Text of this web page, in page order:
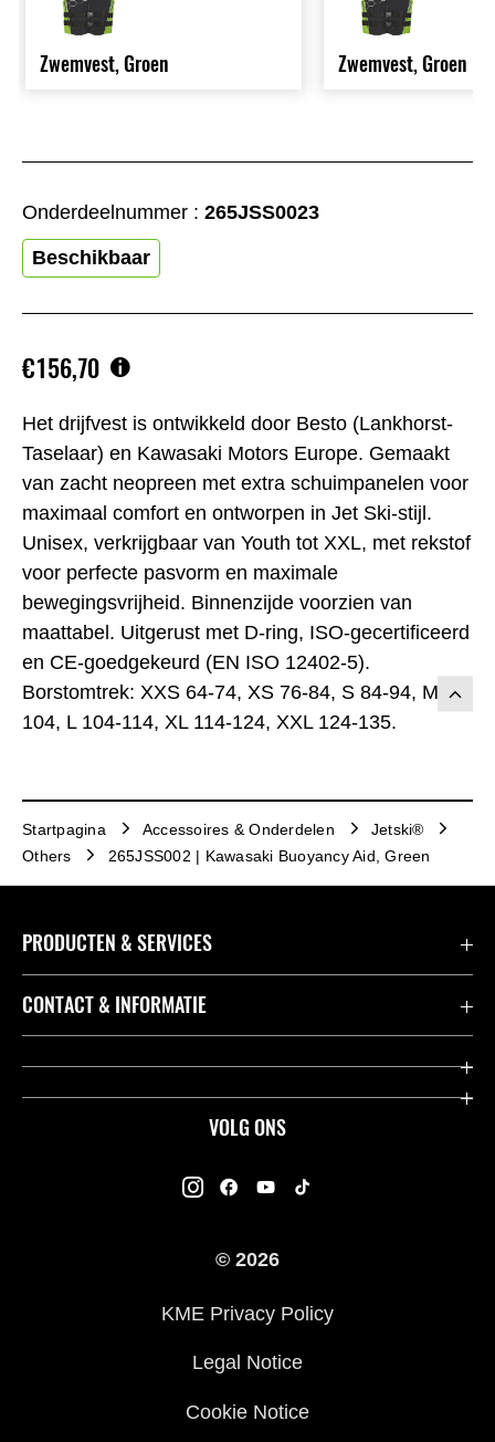
Het drijfvest is ontwikkeld door Besto (Lankhorst-
Taselaar) en Kawasaki Motors Europe. Gemaakt
van zacht neopreen met extra schuimpanelen voor
maximaal comfort en ontworpen in Jet Ski-stijl.
Unisex, verkrijgbaar van Youth tot XXL, met rekstof
voor perfecte pasvorm en maximale
bewegingsvrijheid. Binnenzijde voorzien van
maattabel. Uitgerust met D-ring, ISO-gecertificeerd
en CE-goedgekeurd (EN ISO 12402-5).
Borstomtrek: XXS 64-74, XS 76-84, S 84-94, M 94-
104, L 104-114, XL 114-124, XXL 124-135.
€156,70
Onderdeelnummer : 265JSS0023
Beschikbaar
Zwemvest, Groen Zwemvest, Groen
Startpagina Accessoires & Onderdelen
Jetski®
Others
265JSS002 | Kawasaki Buoyancy Aid, Green
VOLG ONS
PRODUCTEN & SERVICES
Accessoires & Onderdelen
Dealers
K-Care Fabrieksgarantie
Gebruikershandleidingen
Kawasaki Road Assistance
Veelgestelde Vragen
CONTACT & INFORMATIE
Contact
© 2026
KME Privacy Policy
Legal Notice
Cookie Notice